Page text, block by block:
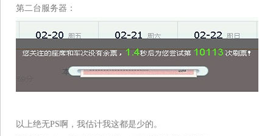
第二台服务器：
以上绝无PS啊，我估计我这都是少的。